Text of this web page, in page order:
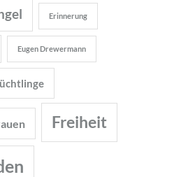
Erinnerung
Eugen Drewermann
Freiheit